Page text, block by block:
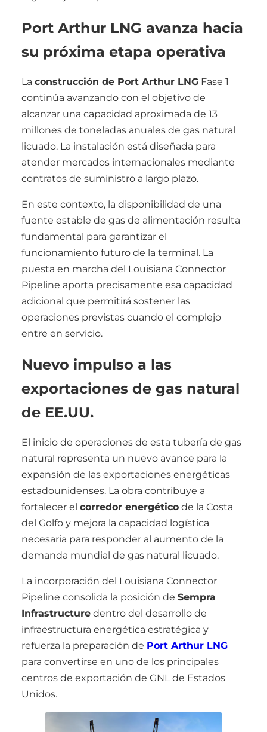
Port Arthur LNG avanza hacia
su próxima etapa operativa
La construcción de Port Arthur LNG Fase 1
continúa avanzando con el objetivo de
alcanzar una capacidad aproximada de 13
millones de toneladas anuales de gas natural
licuado. La instalación está diseñada para
atender mercados internacionales mediante
contratos de suministro a largo plazo.
En este contexto, la disponibilidad de una
fuente estable de gas de alimentación resulta
fundamental para garantizar el
funcionamiento futuro de la terminal. La
puesta en marcha del Louisiana Connector
Pipeline aporta precisamente esa capacidad
adicional que permitirá sostener las
operaciones previstas cuando el complejo
entre en servicio.
Nuevo impulso a las
exportaciones de gas natural
de EE.UU.
El inicio de operaciones de esta tubería de gas
natural representa un nuevo avance para la
expansión de las exportaciones energéticas
estadounidenses. La obra contribuye a
fortalecer el corredor energético de la Costa
del Golfo y mejora la capacidad logística
necesaria para responder al aumento de la
demanda mundial de gas natural licuado.
La incorporación del Louisiana Connector
Pipeline consolida la posición de Sempra
Infrastructure dentro del desarrollo de
infraestructura energética estratégica y
refuerza la preparación de Port Arthur LNG
para convertirse en uno de los principales
centros de exportación de GNL de Estados
Unidos.